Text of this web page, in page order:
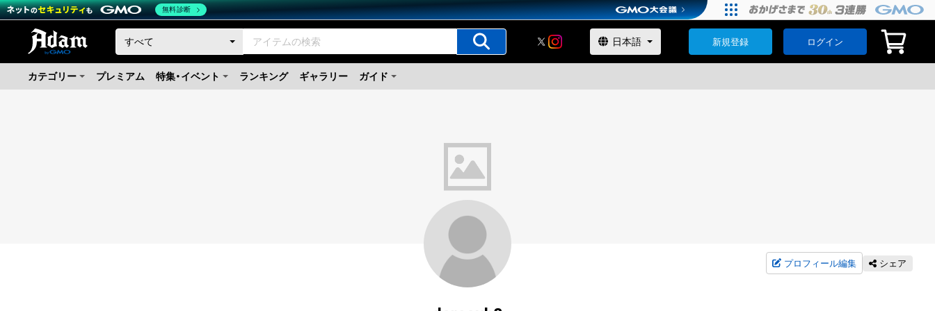
新規登録 ログイン
カテゴリー プレミアム 特集・イベント ランキング ギャラリー ガイド
プロフィール編集 シェア
無料診断